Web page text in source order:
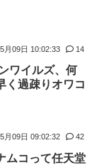
月09日 10:02:33 14
ワイルズ、何
く過疎りオワコ
月09日 09:02:32 42
ムコって任天堂